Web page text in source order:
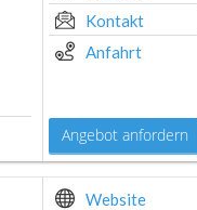
Kontakt
Anfahrt
Angebot anfordern
Website